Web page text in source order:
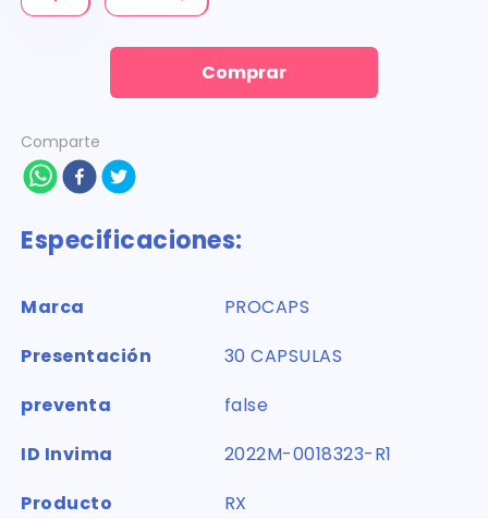
Comprar
Comparte
Especificaciones:
Marca
PROCAPS
Presentación
30 CAPSULAS
preventa
false
ID Invima
2022M-0018323-R1
Producto
RX